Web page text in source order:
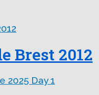
Brest 2012